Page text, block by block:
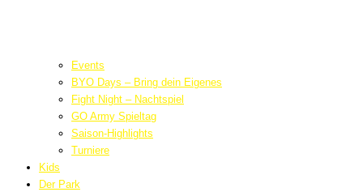
Events
BYO Days – Bring dein Eigenes
Fight Night – Nachtspiel
GO Army Spieltag
Saison-Highlights
Turniere
Kids
Der Park